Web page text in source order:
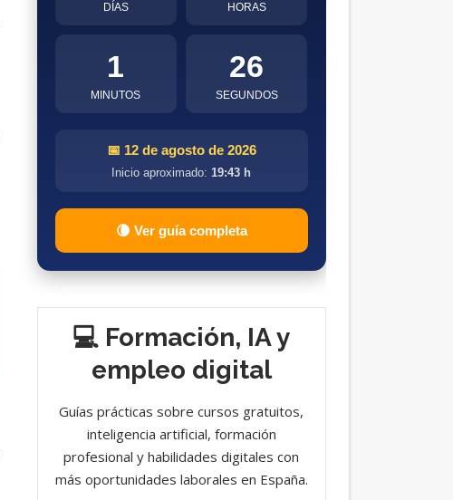
DÍAS HORAS
1
MINUTOS
25
SEGUNDOS
📅 12 de agosto de 2026
Inicio aproximado:19:43 h
🌘 Ver guía completa
💻 Formación, IA y
empleo digital
Guías prácticas sobre cursos gratuitos,
inteligencia artificial, formación
profesional y habilidades digitales con
más oportunidades laborales en España.